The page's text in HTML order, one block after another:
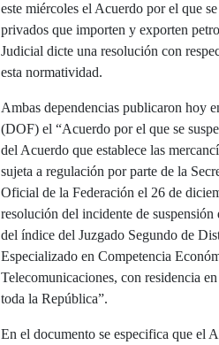
este miércoles el Acuerdo por el que
privados que importen y exporten
Judicial dicte una resolución con
esta normatividad.
Ambas dependencias publicaron hoy
(DOF) el “Acuerdo por el que se
del Acuerdo que establece las
sujeta a regulación por parte de la
Oficial de la Federación el 26 de
resolución del incidente de
del índice del Juzgado Segundo de
Especializado en Competencia
Telecomunicaciones, con residencia
toda la República”.
En el documento se especifica que el